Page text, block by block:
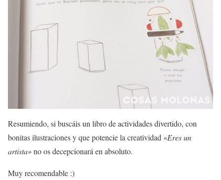
Resumiendo, si buscáis un libro de actividades divertido, con
bonitas ilustraciones y que potencie la creatividad «Eres un
artista»no os decepcionará en absoluto.
Muy recomendable :)